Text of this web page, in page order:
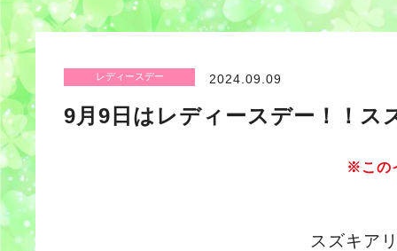
レディースデー 2024.09.09
9月9日はレディースデー！！ス
※この
スズキア